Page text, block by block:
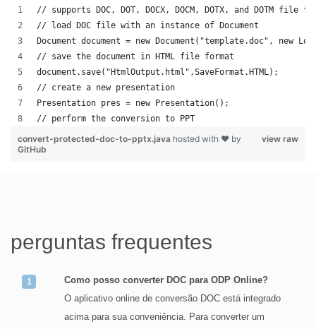
// supports DOC, DOT, DOCX, DOCM, DOTX, and DOTM file
// load DOC file with an instance of Document
Document document = new Document("template.doc", new
// save the document in HTML file format
document.save("HtmlOutput.html",SaveFormat.HTML);
// create a new presentation
Presentation pres = new Presentation();
// perform the conversion to PPT
view raw
convert-protected-doc-to-pptx.java hosted with ❤ by
GitHub
perguntas frequentes
Como posso converter DOC para ODP Online?
O aplicativo online de conversão DOC está integrado
acima para sua conveniência. Para converter um